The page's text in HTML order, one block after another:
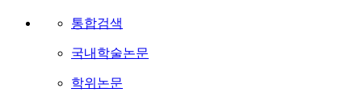
통합검색
국내학술논문
학위논문